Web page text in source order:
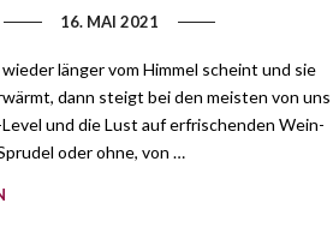
16. MAI 2021
länger vom Himmel scheint und sie
dann steigt bei den meisten von uns
und die Lust auf erfrischenden Wein-
oder ohne, von …